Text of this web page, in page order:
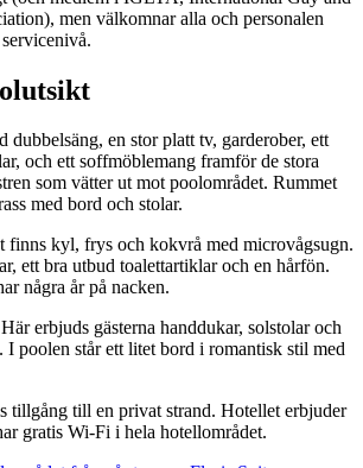
men välkomnar alla och personalen
dubbelsäng, en stor platt tv, garderober, ett
och ett soffmöblemang framför de stora
som vätter ut mot poolområdet. Rummet
med bord och stolar.
finns kyl, frys och kokvrå med microvågsugn.
ett bra utbud toalettartiklar och en hårfön.
några år på nacken.
erbjuds gästerna handdukar, solstolar och
I poolen står ett litet bord i romantisk stil med
tillgång till en privat strand. Hotellet erbjuder
gratis Wi-Fi i hela hotellområdet.